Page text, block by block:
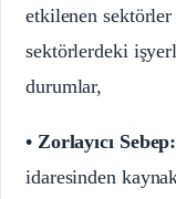
etkilenen sektörler
sektörlerdeki
durumlar,
• Zorlayıcı Sebep:
idaresinden